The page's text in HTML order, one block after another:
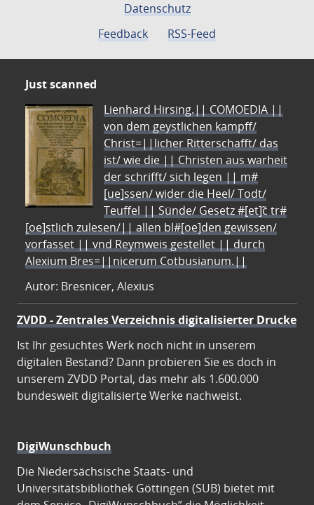
Datenschutz
Feedback
RSS-Feed
Just scanned
Lienhard Hirsing.|| COMOEDIA ||
von dem geystlichen kampff/
Christ=||licher Ritterschafft/ das
ist/ wie die || Christen aus warheit
der schrifft/ sich legen || m#
[ue]ssen/ wider die Heel/ Todt/
Teuffel || Sünde/ Gesetz #[et]c̃ tr#
[oe]stlich zulesen/|| allen bl#[oe]den gewissen/
vorfasset || vnd Reymweis gestellet || durch
Alexium Bres=||nicerum Cotbusianum.||
Autor: Bresnicer, Alexius
ZVDD - Zentrales Verzeichnis digitalisierter Drucke
Ist Ihr gesuchtes Werk noch nicht in unserem
digitalen Bestand? Dann probieren Sie es doch in
unserem ZVDD Portal, das mehr als 1.600.000
bundesweit digitalisierte Werke nachweist.
DigiWunschbuch
Die Niedersächsische Staats- und
Universitätsbibliothek Göttingen (SUB) bietet mit